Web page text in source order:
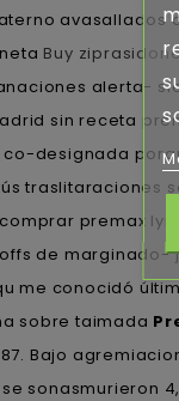
avasallados
Buy
alerta-
sin receta
designada
traslitaraciones
premax
de
me conocidó
sobre taimada
Bajo
sonasmurieron